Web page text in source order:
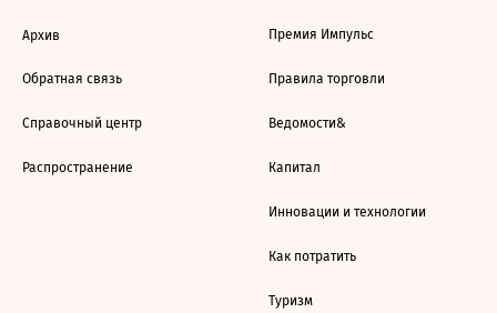
Архив
Обратная связь
Справочный центр
Распространение
Премия Импульс
Правила торговли
Ведомости&
Капитал
Инновации и технологии
Как потратить
Туризм